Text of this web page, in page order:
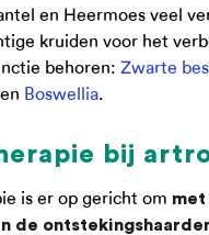
en Heermoes veel
kruiden voor het
behoren: Zwarte
en Boswellia.
bij
is er op gericht om met
de